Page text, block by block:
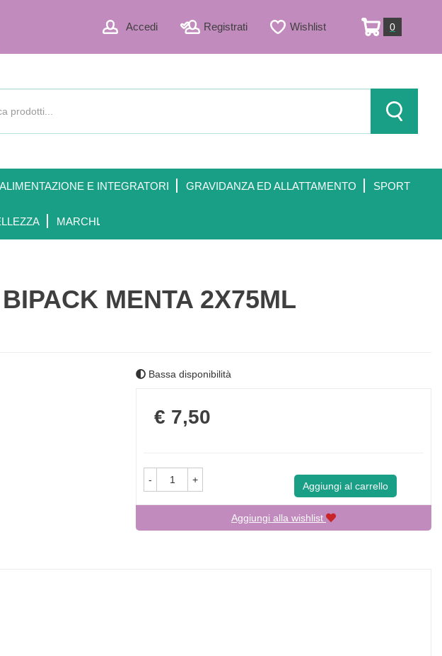
Accedi Registrati Wishlist 0
ARTICOLI
Cerca
ALIMENTAZIONE E INTEGRATORI GRAVIDANZA ED ALLATTAMENTO SPORT
MARCHI
MENTA 2X75ML
Bassa disponibilità
Prezzo
€ 7,50
- +
Aggiungi al carrello
Aggiungi alla wishlist